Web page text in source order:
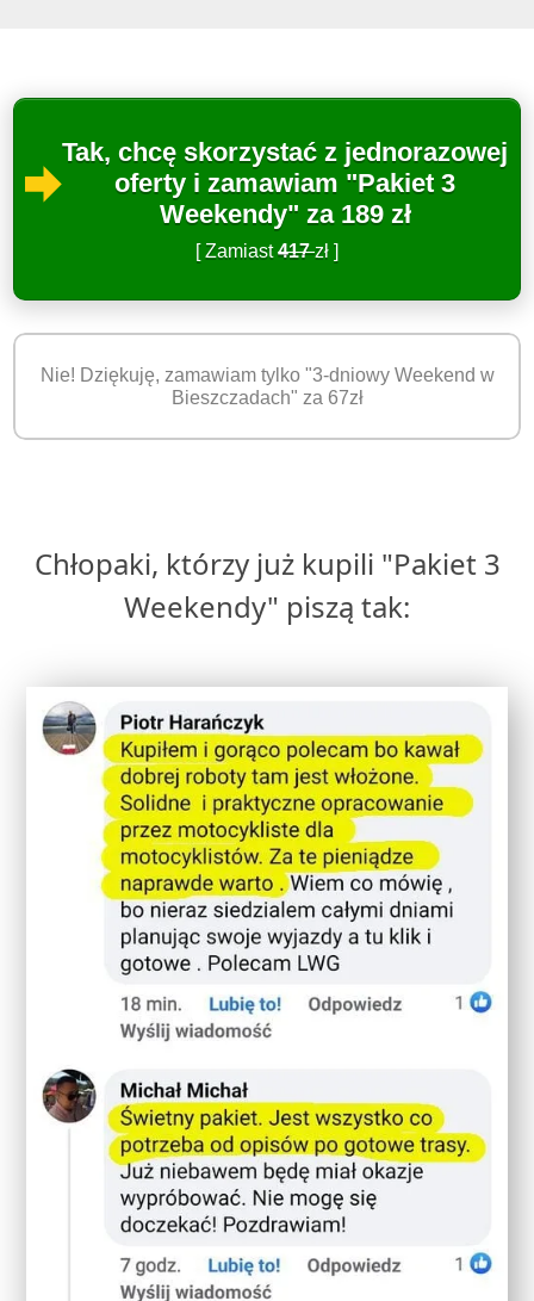
Tak, chcę skorzystać z jednorazowej
oferty i zamawiam "Pakiet 3
Weekendy" za 189 zł
[ Zamiast417 zł ]
Nie! Dziękuję, zamawiam tylko "3-dniowy Weekend w
Bieszczadach" za 67zł
Chłopaki, którzy już kupili "Pakiet 3
Weekendy" piszą tak: